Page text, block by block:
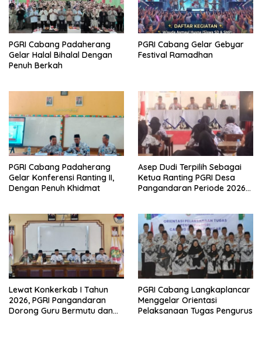
PGRI Cabang Padaherang
Gelar Halal Bihalal Dengan
Penuh Berkah
PGRI Cabang Gelar Gebyar
Festival Ramadhan
PGRI Cabang Padaherang
Gelar Konferensi Ranting II,
Dengan Penuh Khidmat
Asep Dudi Terpilih Sebagai
Ketua Ranting PGRI Desa
Pangandaran Periode 2026-
Lewat Konkerkab I Tahun
2026, PGRI Pangandaran
Dorong Guru Bermutu dan
PGRI Cabang Langkaplancar
Menggelar Orientasi
Pelaksanaan Tugas Pengurus